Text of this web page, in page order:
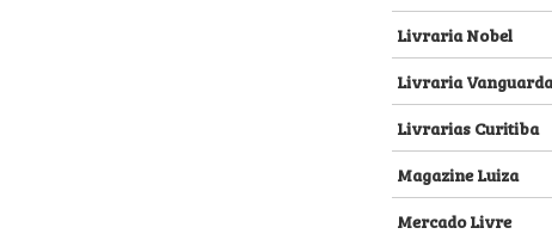
Livraria Nobel
Livraria Vanguarda
Livrarias Curitiba
Magazine Luiza
Mercado Livre